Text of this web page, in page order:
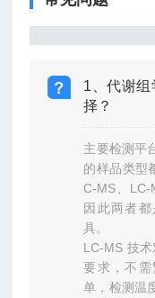
1、代谢
择？
主要检测平
的样品类型
C-MS、LC-
因此两者
具。
LC-MS 技
要求，不
单，检测温